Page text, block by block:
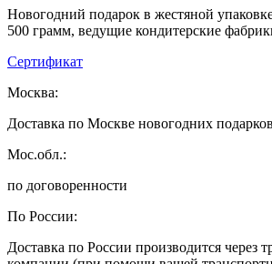
Новогодний подарок в жестяной
500 грамм, ведущие кондитерские
Сертификат
Москва:
Доставка по Москве новогодних
Мос.обл.:
по договоренности
По России:
Доставка по России производится через